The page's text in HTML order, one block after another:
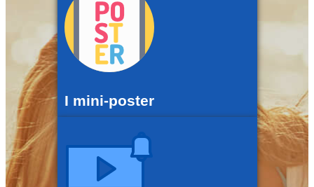
I mini-poster